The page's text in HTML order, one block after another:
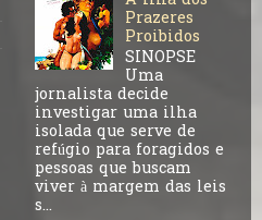
Prazeres
Proibidos
SINOPSE
Uma
jornalista decide
investigar uma ilha
isolada que serve de
refúgio para foragidos e
pessoas que buscam
viver à margem das leis
s...